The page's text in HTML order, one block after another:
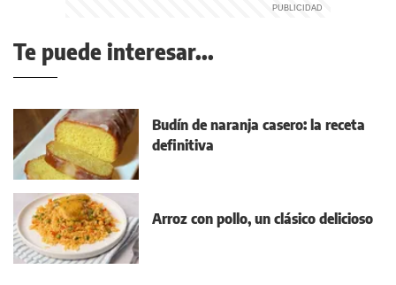
Te puede interesar...
Budín de naranja casero: la receta
definitiva
Arroz con pollo, un clásico delicioso